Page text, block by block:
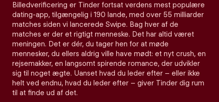
Billedverificering er Tinder fortsat verdens mest populære
dating-app, tilgængelig i 190 lande, med over 55 milliarder
matches siden vi lancerede Swipe. Bag hver af de
matches er der et rigtigt menneske. Det har altid været
meningen. Det er dér, du tager hen for at møde
mennesker, du ellers aldrig ville have mødt: et nyt crush, en
rejsemakker, en langsomt spirende romance, der udvikler
sig til noget ægte. Uanset hvad du leder efter – eller ikke
helt ved endnu, hvad du leder efter – giver Tinder dig rum
til at finde ud af det.